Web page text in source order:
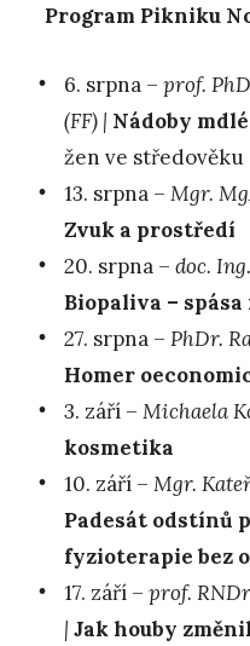
Program Pikniku
6. srpna – prof.
(FF) | Nádoby
žen ve
13. srpna – Mgr.
Zvuk a prostředí
20. srpna – doc.
Biopaliva –
27. srpna – PhDr.
Homer
3. září – Michaela
kosmetika
10. září – Mgr.
Padesát odstínů
fyzioterapie bez
17. září – prof.
| Jak houby